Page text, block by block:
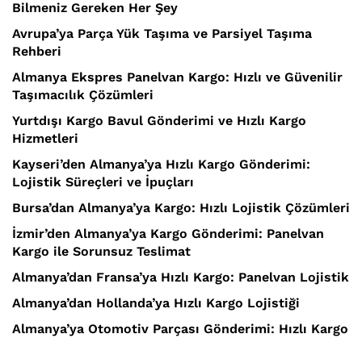
Bilmeniz Gereken Her Şey
Avrupa’ya Parça Yük Taşıma ve Parsiyel Taşıma
Rehberi
Almanya Ekspres Panelvan Kargo: Hızlı ve Güvenilir
Taşımacılık Çözümleri
Yurtdışı Kargo Bavul Gönderimi ve Hızlı Kargo
Hizmetleri
Kayseri’den Almanya’ya Hızlı Kargo Gönderimi:
Lojistik Süreçleri ve İpuçları
Bursa’dan Almanya’ya Kargo: Hızlı Lojistik Çözümleri
İzmir’den Almanya’ya Kargo Gönderimi: Panelvan
Kargo ile Sorunsuz Teslimat
Almanya’dan Fransa’ya Hızlı Kargo: Panelvan Lojistik
Almanya’dan Hollanda’ya Hızlı Kargo Lojistiği
Almanya’ya Otomotiv Parçası Gönderimi: Hızlı Kargo